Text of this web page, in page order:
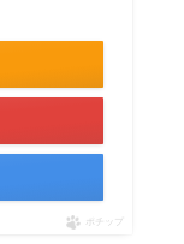
ポチップ